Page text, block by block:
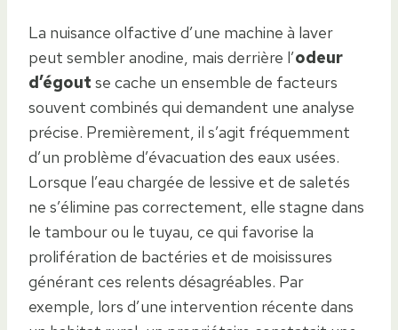
La nuisance olfactive d’une machine à laver
peut sembler anodine, mais derrière l’odeur
d’égout se cache un ensemble de facteurs
souvent combinés qui demandent une analyse
précise. Premièrement, il s’agit fréquemment
d’un problème d’évacuation des eaux usées.
Lorsque l’eau chargée de lessive et de saletés
ne s’élimine pas correctement, elle stagne dans
le tambour ou le tuyau, ce qui favorise la
prolifération de bactéries et de moisissures
générant ces relents désagréables. Par
exemple, lors d’une intervention récente dans